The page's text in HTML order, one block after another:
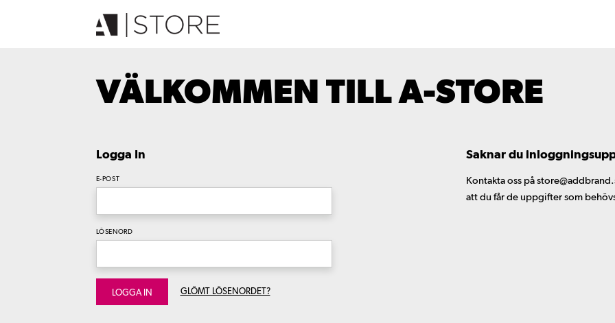
VÄLKOMMEN TILL A-STORE
Logga In
E-POST
LÖSENORD
LOGGA IN GLÖMT LÖSENORDET?
Saknar du
Kontakta oss på
att du får de uppgifter som